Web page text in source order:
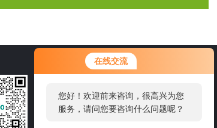
在线交流
您好！欢迎前来咨询，很高兴为您
服务，请问您要咨询什么问题呢？
您好，看您停留很久了，是否找到
了需求产品，您可以直接在线与我
021-60514606
邮箱：sale1@shybsw.net